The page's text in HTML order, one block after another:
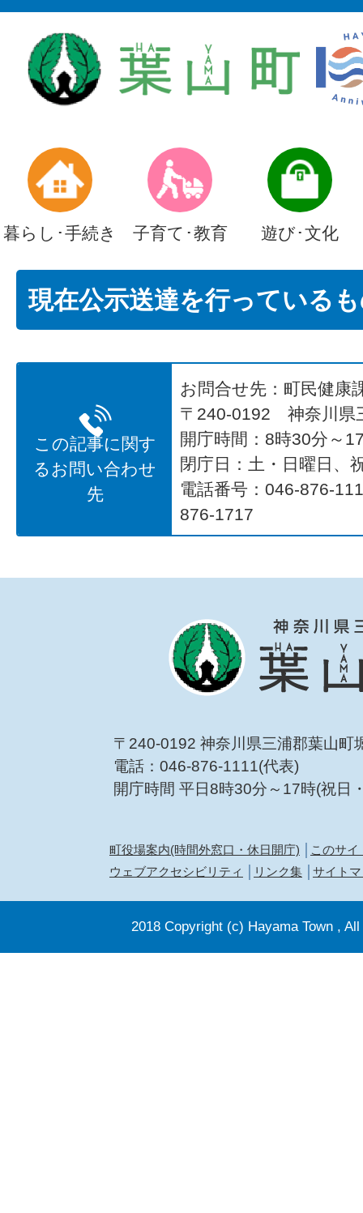
暮らし･手続き 子育て･教育 遊び･文化
現在公示送達を行っている
この記事に関す
るお問い合わせ
先
お問合せ先：町民健康
〒240-0192 神奈川県
開庁時間：8時30分～
閉庁日：土・日曜日、
電話番号：046-876-
876-1717
〒240-0192 神奈川県三浦郡葉山町
電話：046-876-1111(代表)
開庁時間 平日8時30分～17時(祝日
町役場案内(時間外窓口・休日開庁)
このサイ
ウェブアクセシビリティ
リンク集 サイト
2018 Copyright (c) Hayama Town ,